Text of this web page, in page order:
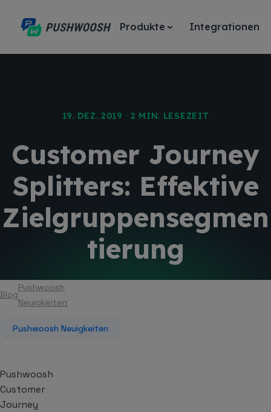
Produkte Integrationen
19. DEZ. 2019 · 2 MIN. LESEZEIT
Customer Journey
Splitters: Effektive
Zielgruppensegmen
tierung
Blog
Pushwoosh
Neuigkeiten
Pushwoosh Neuigkeiten
Pushwoosh
Customer
Journey